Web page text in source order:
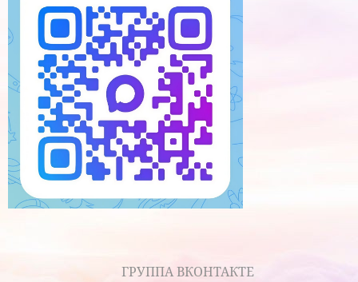
ГРУППА ВКОНТАКТЕ